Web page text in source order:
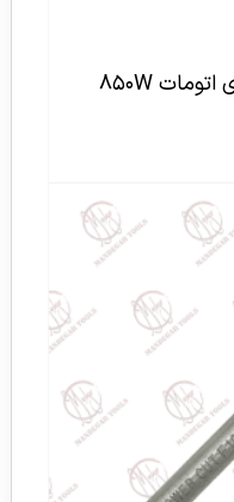
دریل ۱۳ میلیمتری ضربه ای اتومات ۸۵۰W